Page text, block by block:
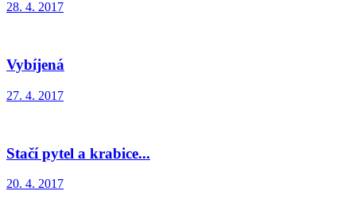
28. 4. 2017
Vybíjená
27. 4. 2017
Stačí pytel a krabice...
20. 4. 2017